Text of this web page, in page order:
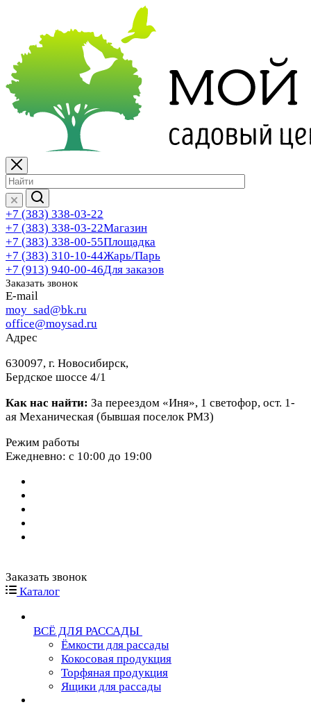
+7 (383) 338-03-22
+7 (383) 338-03-22Магазин
+7 (383) 338-00-55Площадка
+7 (383) 310-10-44Жарь/Парь
+7 (913) 940-00-46Для заказов
Заказать звонок
E-mail
moy_sad@bk.ru
office@moysad.ru
Адрес
630097, г. Новосибирск,
Бердское шоссе 4/1
Как нас найти: За переездом «Иня», 1 светофор, ост. 1-
ая Механическая (бывшая поселок РМЗ)
Режим работы
Ежедневно: с 10:00 до 19:00
Заказать звонок
Каталог
ВСЁ ДЛЯ РАССАДЫ
Ёмкости для рассады
Кокосовая продукция
Торфяная продукция
Ящики для рассады